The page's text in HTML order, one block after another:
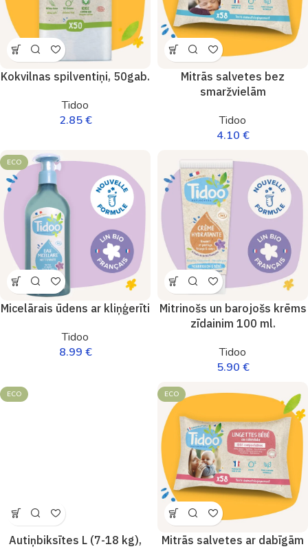
Kokvilnas spilventiņi, 50gab.
Tidoo
2.85€
Mitrās salvetes bez
smaržvielām
Tidoo
4.10 €
ECO
Micelārais ūdens ar kliņģerīti
Tidoo
8.99 €
Mitrinošs un barojošs krēms
zīdainim 100 ml.
Tidoo
5.90 €
ECO
Autiņbiksītes L (7-18 kg),
ECO
Mitrās salvetes ar dabīgām